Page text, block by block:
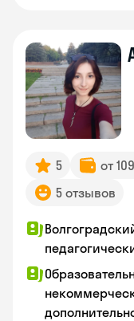
5 от
5 отзывов